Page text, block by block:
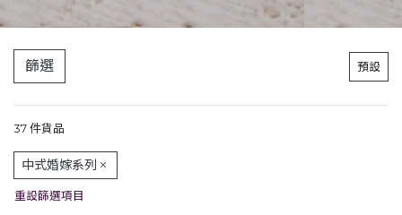
篩選 預設
37 件貨品
中式婚嫁系列
重設篩選項目